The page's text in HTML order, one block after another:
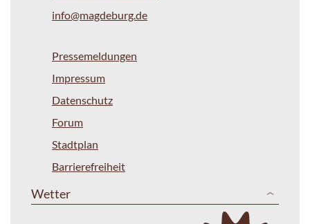
info@magdeburg.de
Pressemeldungen
Impressum
Datenschutz
Forum
Stadtplan
Barrierefreiheit
Wetter